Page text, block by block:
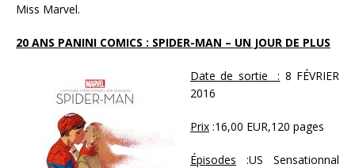
Miss Marvel.
20 ANS PANINI COMICS : SPIDER-MAN – UN JOUR DE PLUS
Date de sortie : 8 FÉVRIER
2016
Prix :16,00 EUR,120 pages
Épisodes :US Sensationnal